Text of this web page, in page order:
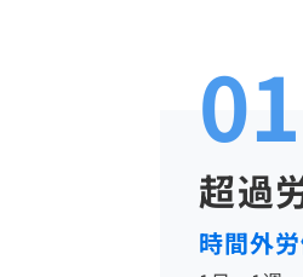
01
超過
時間外